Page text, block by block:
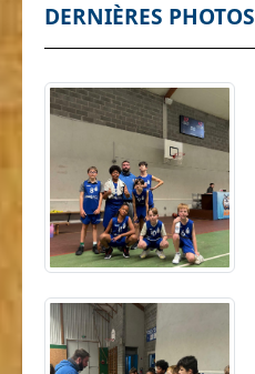
DERNIÈRES PHOTOS